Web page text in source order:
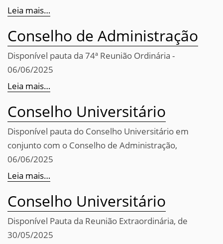
Leia mais…
Conselho de Administração
Disponível pauta da 74ª Reunião Ordinária -
06/06/2025
Leia mais…
Conselho Universitário
Disponível pauta do Conselho Universitário em
conjunto com o Conselho de Administração,
06/06/2025
Leia mais…
Conselho Universitário
Disponível Pauta da Reunião Extraordinária, de
30/05/2025